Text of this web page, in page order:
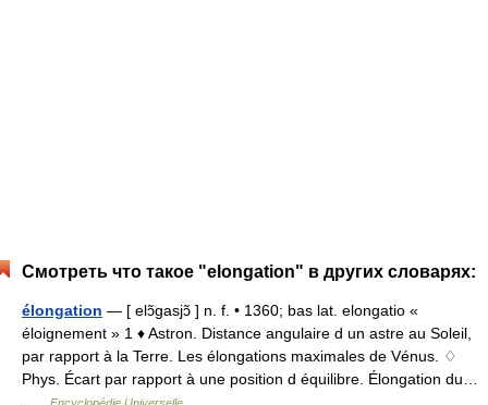
Смотреть что такое "elongation" в других словарях:
élongation — [ elɔ̃gasjɔ̃ ] n. f. • 1360; bas lat. elongatio «
éloignement » 1 ♦ Astron. Distance angulaire d un astre au Soleil,
par rapport à la Terre. Les élongations maximales de Vénus. ♢
Phys. Écart par rapport à une position d équilibre. Élongation du…